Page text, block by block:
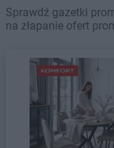
Sprawdź gazetki
na złapanie ofert